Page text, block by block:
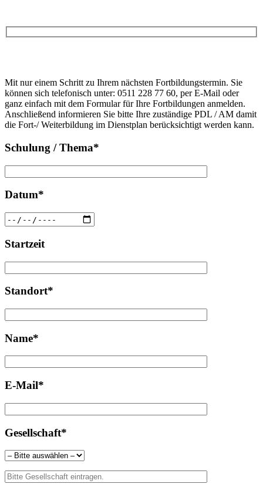
Feld
leer.
lasse
dieses
Feld
leer.
Mit nur einem Schritt zu Ihrem nächsten Fortbildungstermin. Sie
können sich telefonisch unter: 0511 228 77 60, per E-Mail oder
ganz einfach mit dem Formular für Ihre Fortbildungen anmelden.
Anschließend informieren Sie bitte Ihre zuständige PDL / AM damit
die Fort-/ Weiterbildung im Dienstplan berücksichtigt werden kann.
Schulung / Thema*
Datum*
Startzeit
Standort*
Name*
E-Mail*
Gesellschaft*